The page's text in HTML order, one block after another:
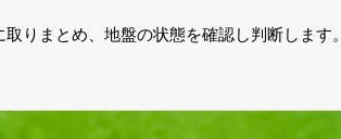
りまとめ、地盤の状態を確認し判断します。